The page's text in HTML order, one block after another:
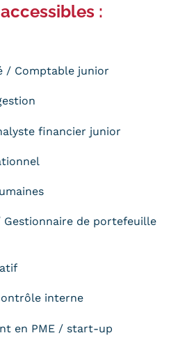
:
/ Comptable junior
financier junior
de portefeuille
interne
en PME / start-up